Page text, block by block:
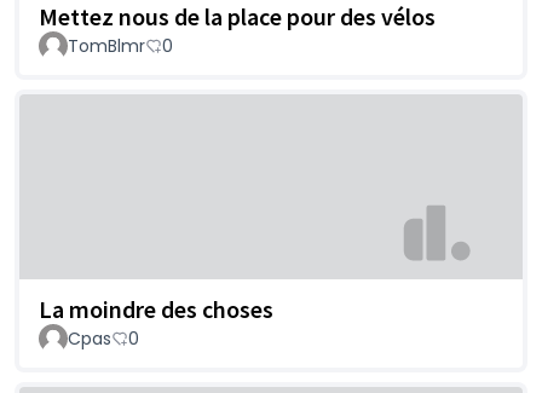
Mettez nous de la place pour des vélos
TomBlmr 0
La moindre des choses
Cpas 0